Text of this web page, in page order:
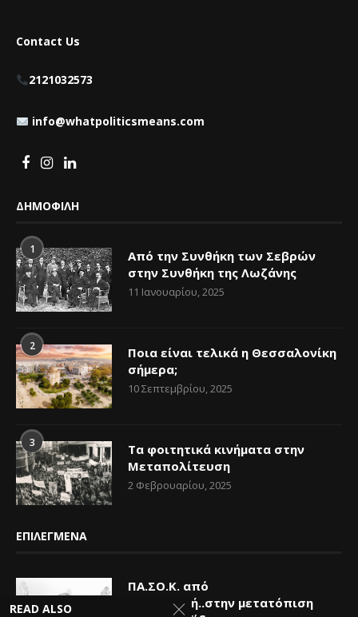
Contact Us
2121032573
info@whatpoliticsmeans.com
ΔΗΜΟΦΙΛΗ
1
Από την Συνθήκη των Σεβρών
στην Συνθήκη της Λωζάνης
11 Ιανουαρίου, 2025
2
Ποια είναι τελικά η Θεσσαλονίκη
σήμερα;
10 Σεπτεμβρίου, 2025
3
Τα φοιτητικά κινήματα στην
Μεταπολίτευση
2 Φεβρουαρίου, 2025
ΕΠΙΛΕΓΜΕΝΑ
ΠΑ.ΣΟ.Κ. από
την αλλαγή..στην μετατόπιση
READ ALSO